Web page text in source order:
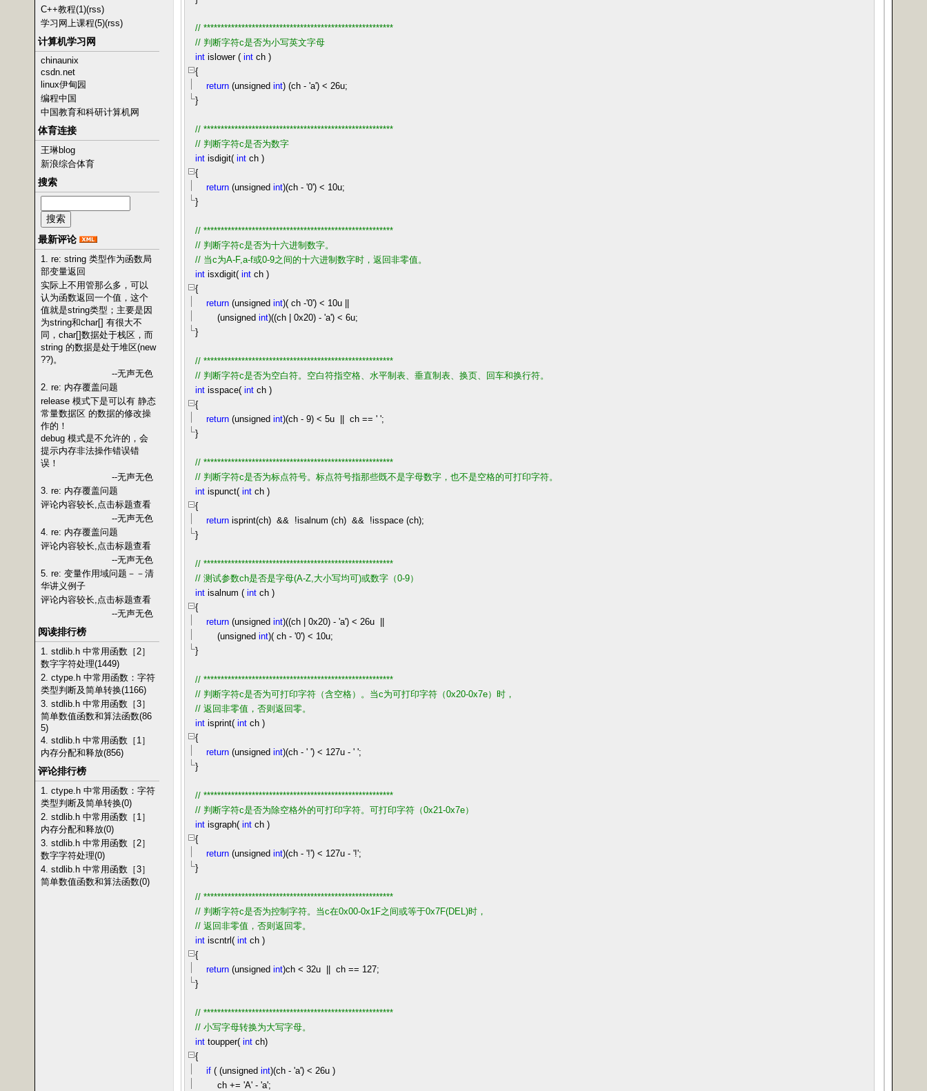
C++教程(1)(rss)
学习网上课程(5)(rss)
计算机学习网
chinaunix
csdn.net
linux伊甸园
编程中国
中国教育和科研计算机网
体育连接
王琳blog
新浪综合体育
搜索
最新评论
1. re: string 类型作为函数局
部变量返回
实际上不用管那么多，可以
认为函数返回一个值，这个
值就是string类型；主要是因
为string和char[] 有很大不
同，char[]数据处于栈区，而
string 的数据是处于堆区(new
??)。
--无声无色
2. re: 内存覆盖问题
release 模式下是可以有 静态
常量数据区 的数据的修改操
作的！
debug 模式是不允许的，会
提示内存非法操作错误错
误！
--无声无色
3. re: 内存覆盖问题
评论内容较长,点击标题查看
--无声无色
4. re: 内存覆盖问题
评论内容较长,点击标题查看
--无声无色
5. re: 变量作用域问题－－清
华讲义例子
评论内容较长,点击标题查看
--无声无色
阅读排行榜
1. stdlib.h 中常用函数［2］
数字字符处理(1449)
2. ctype.h 中常用函数：字符
类型判断及简单转换(1166)
3. stdlib.h 中常用函数［3］
简单数值函数和算法函数(86
5)
4. stdlib.h 中常用函数［1］
内存分配和释放(856)
评论排行榜
1. ctype.h 中常用函数：字符
类型判断及简单转换(0)
2. stdlib.h 中常用函数［1］
内存分配和释放(0)
3. stdlib.h 中常用函数［2］
数字字符处理(0)
4. stdlib.h 中常用函数［3］
简单数值函数和算法函数(0)
// *******************************************************
// 判断字符c是否为小写英文字母
int islower ( int ch )
{
return (unsigned int) (ch - 'a') < 26u;
}
// *******************************************************
// 判断字符c是否为数字
int isdigit( int ch )
{
return (unsigned int)(ch - '0') < 10u;
}
// *******************************************************
// 判断字符c是否为十六进制数字。
// 当c为A-F,a-f或0-9之间的十六进制数字时，返回非零值。
int isxdigit( int ch )
{
return (unsigned int)( ch -'0') < 10u
(unsigned int)((ch 0x20) - 'a') < 6u;
}
// *******************************************************
// 判断字符c是否为空白符。空白符指空格、水平制表、垂直制表、换页、回车和换行符。
int isspace( int ch )
{
return (unsigned int)(ch - 9) < 5u ch == ' ';
}
// *******************************************************
// 判断字符c是否为标点符号。标点符号指那些既不是字母数字，也不是空格的可打印字符。
int ispunct( int ch )
{
return isprint(ch) && !isalnum (ch) && !isspace (ch);
}
// *******************************************************
// 测试参数ch是否是字母(A-Z,大小写均可)或数字（0-9）
int isalnum ( int ch )
{
return (unsigned int)((ch 0x20) - 'a') < 26u
(unsigned int)( ch - '0') < 10u;
}
// *******************************************************
// 判断字符c是否为可打印字符（含空格）。当c为可打印字符（0x20-0x7e）时，
// 返回非零值，否则返回零。
int isprint( int ch )
{
return (unsigned int)(ch - ' ') < 127u - ' ';
}
// *******************************************************
// 判断字符c是否为除空格外的可打印字符。可打印字符（0x21-0x7e）
int isgraph( int ch )
{
return (unsigned int)(ch - '!') < 127u - '!';
}
// *******************************************************
// 判断字符c是否为控制字符。当c在0x00-0x1F之间或等于0x7F(DEL)时，
// 返回非零值，否则返回零。
int iscntrl( int ch )
{
return (unsigned int)ch < 32u ch == 127;
}
// *******************************************************
// 小写字母转换为大写字母。
int toupper( int ch)
{
if ( (unsigned int)(ch - 'a') < 26u )
ch += 'A' - 'a';